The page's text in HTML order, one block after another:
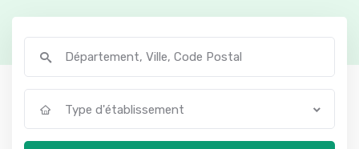
Type d'établissement